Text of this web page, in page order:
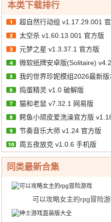
本类下载排行
超自然行动组 v1.17.29.001
太空杀 v1.60.13.001 官方版
元梦之星 v1.3.37.1 官方版
微软纸牌安卓版(Solitaire)
手机版
我的世界珍妮模组2026最新
卓版
捣蛋精灵 v1.0 破解版
猫和老鼠 v7.32.1 网易版
鳄鱼小顽皮爱洗澡官方版
节奏音乐大师 v1.24 官方版
周五夜放克 v1.0.6 手机版
同类最新合集
可以攻略女主的rpg冒险